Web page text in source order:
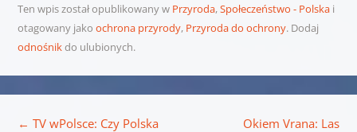
Ten wpis został opublikowany w Przyroda,Społeczeństwo - Polskai
otagowany jako ochrona przyrody, Przyroda do ochrony. Dodaj
odnośnikdo ulubionych.
← TV wPolsce: Czy Polska
Okiem Vrana: Las